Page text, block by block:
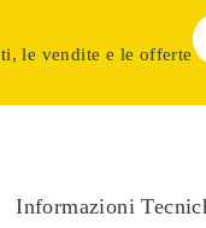
le vendite e le offerte
Informazioni